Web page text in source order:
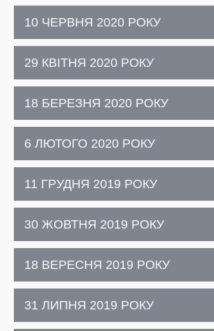
10 ЧЕРВНЯ 2020 РОКУ
29 КВІТНЯ 2020 РОКУ
18 БЕРЕЗНЯ 2020 РОКУ
6 ЛЮТОГО 2020 РОКУ
11 ГРУДНЯ 2019 РОКУ
30 ЖОВТНЯ 2019 РОКУ
18 ВЕРЕСНЯ 2019 РОКУ
31 ЛИПНЯ 2019 РОКУ